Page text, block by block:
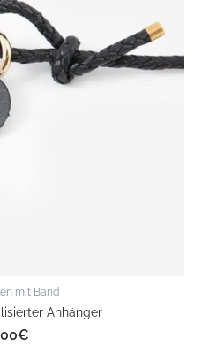
mit Band
Anhänger
€